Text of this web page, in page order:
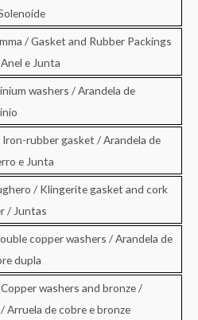
/ Gasket and Rubber Packings
e Junta
washers / Arandela de
rubber gasket / Arandela de
e Junta
/ Klingerite gasket and cork
/ Juntas
copper washers / Arandela de
dupla
washers and bronze /
Arruela de cobre e bronze